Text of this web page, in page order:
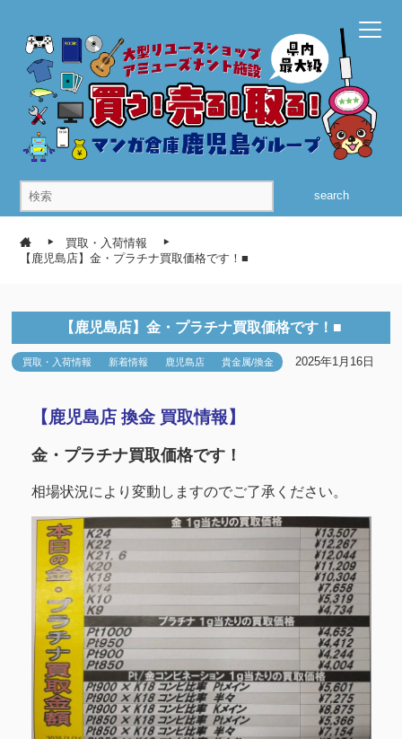
search
買取・入荷情報
【鹿児島店】金・プラチナ買取価格です！■
【鹿児島店】金・プラチナ買取価格です！■
買取・入荷情報 新着情報 鹿児島店 貴金属/換金 2025年1月16日
【鹿児島店 換金 買取情報】
金・プラチナ買取価格です！
相場状況により変動しますのでご了承ください。